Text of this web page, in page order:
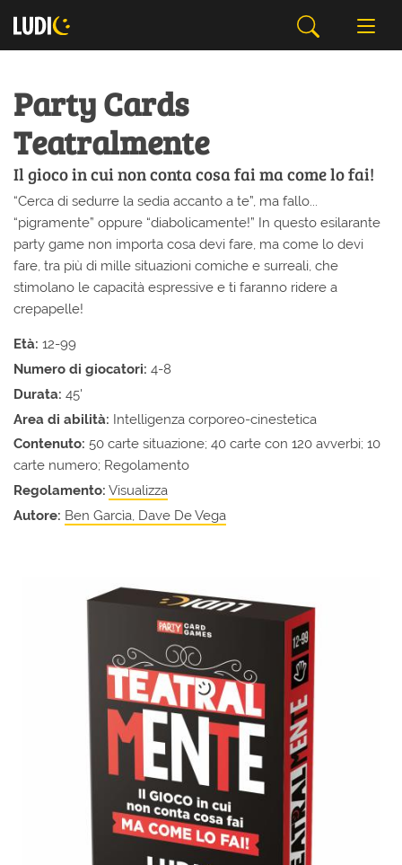
Party Cards
Teatralmente
Il gioco in cui non conta cosa fai ma come lo fai!
“Cerca di sedurre la sedia accanto a te”, ma fallo...
“pigramente” oppure “diabolicamente!” In questo esilarante
party game non importa cosa devi fare, ma come lo devi
fare, tra più di mille situazioni comiche e surreali, che
stimolano le capacità espressive e ti faranno ridere a
crepapelle!
Età: 12-99
Numero di giocatori: 4-8
Durata: 45'
Area di abilità: Intelligenza corporeo-cinestetica
Contenuto: 50 carte situazione; 40 carte con 120 avverbi; 10
carte numero; Regolamento
Regolamento: Visualizza
Autore: Ben Garcìa, Dave De Vega